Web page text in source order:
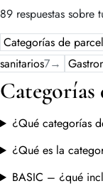
89 respuestas sobre
Categorías de
sanitarios7→
Categorías
¿Qué categorías
¿Qué es la
BASIC – ¿qué